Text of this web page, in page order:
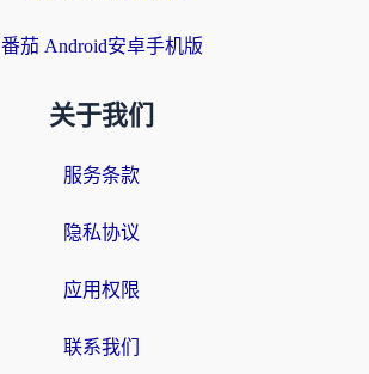
番茄 Android安卓手机版
关于我们
服务条款
隐私协议
应用权限
联系我们